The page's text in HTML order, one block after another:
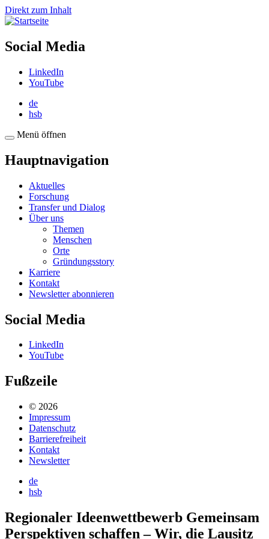
Direkt zum Inhalt
Social Media
LinkedIn
YouTube
de
hsb
Menü öffnen
Hauptnavigation
Aktuelles
Forschung
Transfer und Dialog
Über uns
Themen
Menschen
Orte
Gründungsstory
Karriere
Kontakt
Newsletter abonnieren
Social Media
LinkedIn
YouTube
Fußzeile
© 2026
Impressum
Datenschutz
Barrierefreiheit
Kontakt
Newsletter
de
hsb
Regionaler Ideenwettbewerb Gemeinsam
Perspektiven schaffen – Wir, die Lausitz